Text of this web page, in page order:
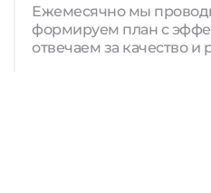
Ежемесячно мы
формируем план с
отвечаем за качество и